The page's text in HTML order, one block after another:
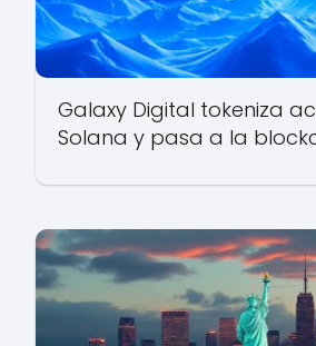
Galaxy Digital tokeniza
Solana y pasa a la